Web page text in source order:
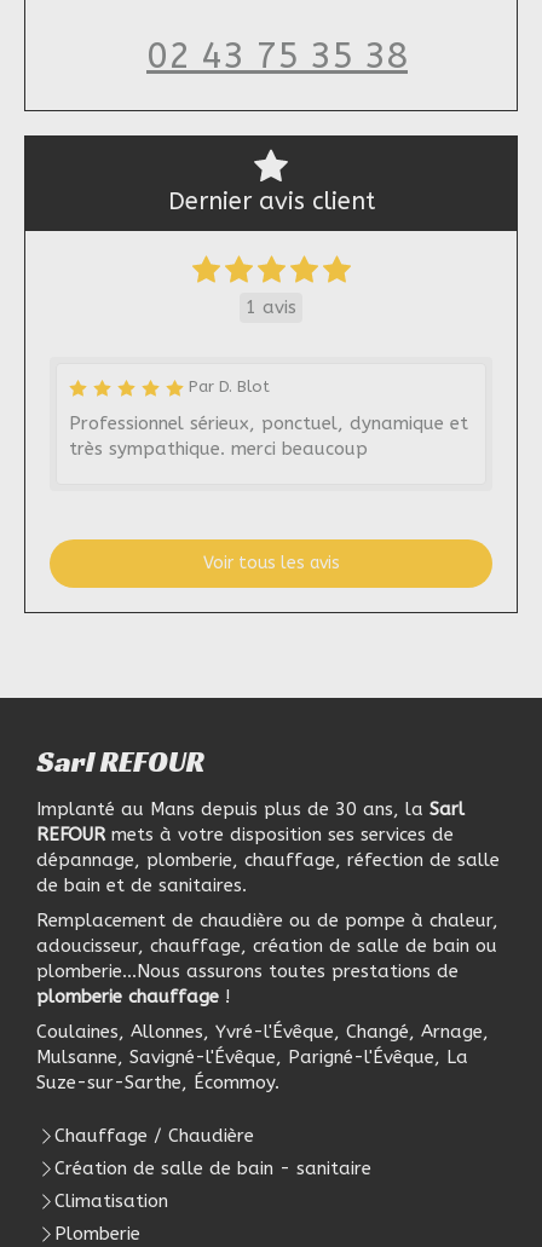
02 43 75 35 38
Dernier avis client
1 avis
Par D. Blot
Professionnel sérieux, ponctuel, dynamique et
très sympathique. merci beaucoup
Voir tous les avis
Sarl REFOUR
Implanté au Mans depuis plus de 30 ans, la Sarl
REFOUR mets à votre disposition ses services de
dépannage, plomberie, chauffage, réfection de salle
de bain et de sanitaires.
Remplacement de chaudière ou de pompe à chaleur,
adoucisseur, chauffage, création de salle de bain ou
plomberie...Nous assurons toutes prestations de
plomberie chauffage !
Coulaines, Allonnes, Yvré-l'Évêque, Changé, Arnage,
Mulsanne, Savigné-l'Évêque, Parigné-l'Évêque, La
Suze-sur-Sarthe, Écommoy.
Chauffage / Chaudière
Création de salle de bain - sanitaire
Climatisation
Plomberie